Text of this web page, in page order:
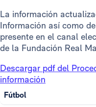
La información
Información así como
presente en el canal
de la Fundación Real
Descargar pdf del
información
Fútbol